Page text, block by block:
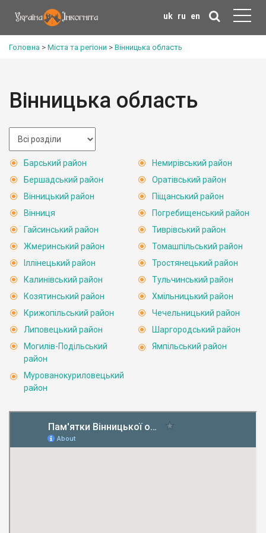
uk ru en
Головна > Міста та регіони > Вінницька область
Вінницька область
Барський район
Бершадський район
Вінницький район
Вінниця
Гайсинський район
Жмеринський район
Іллінецький район
Калинівський район
Козятинський район
Крижопільський район
Липовецький район
Могилів-Подільський
район
Мурованокуриловецький
район
Немирівський район
Оратівський район
Піщанський район
Погребищенський район
Тиврівський район
Томашпільський район
Тростянецький район
Тульчинський район
Хмільницький район
Чечельницький район
Шаргородський район
Ямпільський район